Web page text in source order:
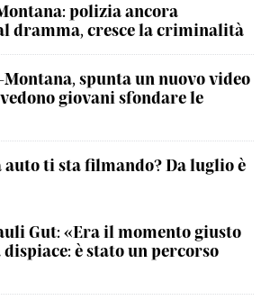
polizia ancora
dramma, cresce la criminalità
Montana, spunta un nuovo video
giovani sfondare le
auto ti sta filmando? Da luglio è
Gut: «Era il momento giusto
è stato un percorso